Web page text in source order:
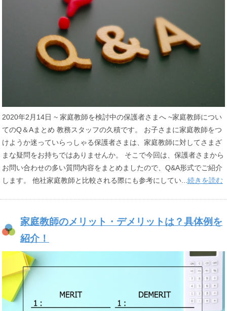
2020年2月14日 ~ 家庭教師を検討中の保護者さまへ ~家庭教師につい
てのQ＆Aまとめ 教務スタッフの久積です。 お子さまに家庭教師をつ
けようか迷っていらっしゃる保護者さまは、家庭教師に対してさまざ
まな疑問をお持ちではありませんか。 そこで今回は、保護者さまから
お問い合わせの多い質問内容をまとめましたので、Q&A形式でご紹介
します。 他社家庭教師と比較される際にも参考にしてい... 続きを読む
家庭教師のメリット・デメリットは？具体例を
紹介！